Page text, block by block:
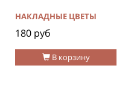
В корзину
НАКЛАДНЫЕ ЦВЕТЫ
180 руб